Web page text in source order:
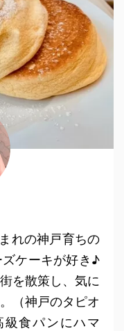
れの神戸育ちの
ケーキが好き♪
を散策し、気に
（神戸のタピオ
食パンにハマ